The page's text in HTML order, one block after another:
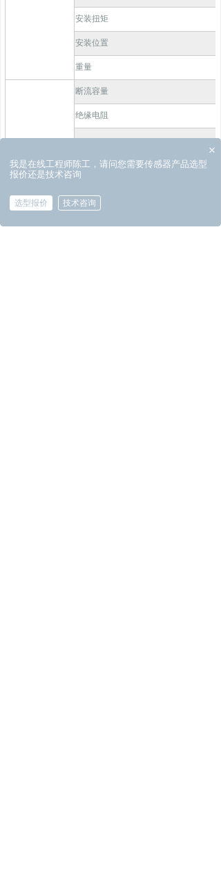
安装扭矩
安装位置
重量
断流容量
绝缘电阻
使用寿命（机械）
数量： ꄷ ꄸ
×
我是在线工程师陈工，请问您需要传感器产品选型
报价还是技术咨询
选型报价
技术咨询
申请试用